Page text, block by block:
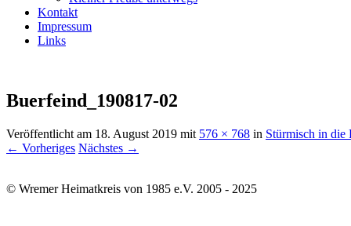
Kontakt
Impressum
Links
Buerfeind_190817-02
Veröffentlicht am 18. August 2019 mit 576 × 768 in Stürmisch in die
← Vorheriges Nächstes →
© Wremer Heimatkreis von 1985 e.V. 2005 - 2025